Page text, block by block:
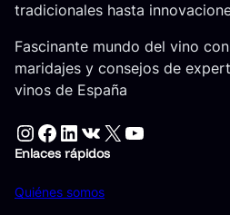
tradicionales hasta
Fascinante mundo del vino
maridajes y consejos de
vinos de España
Instagram Facebook LinkedIn VK X YouTube
Enlaces rápidos
Quiénes somos